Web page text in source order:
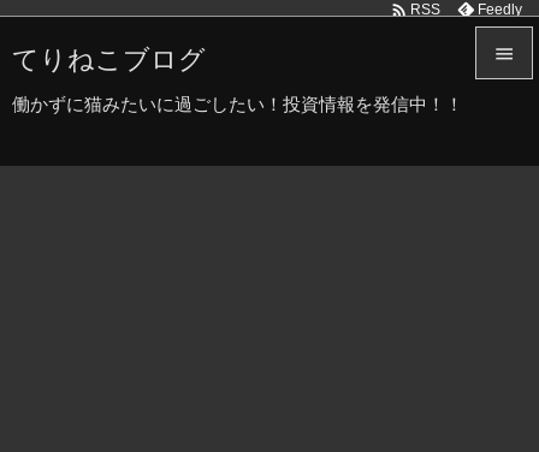
てりねこブログ
働かずに猫みたいに過ごしたい！投資情報を発信中！！


 RSS Feedly